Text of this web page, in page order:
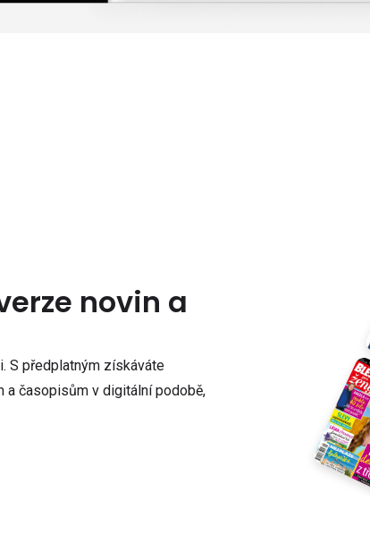
novin a
S předplatným získáváte
a časopisům v digitální podobě,